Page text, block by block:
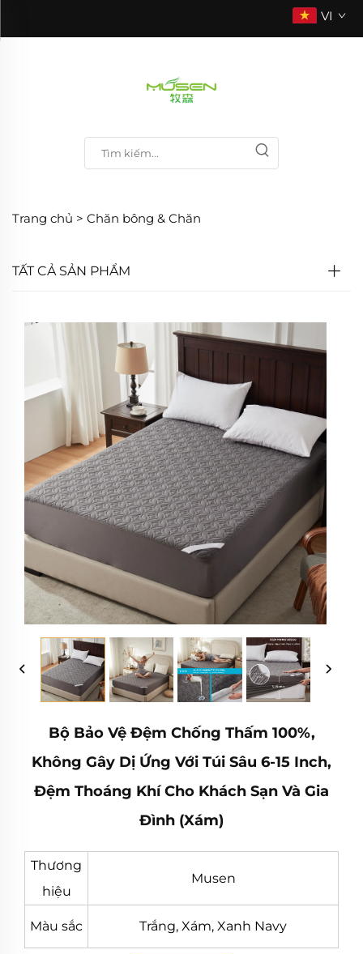
VI
Trang chủ > Chăn bông & Chăn
TẤT CẢ SẢN PHẨM
Bộ Bảo Vệ Đệm Chống Thấm 100%,
Không Gây Dị Ứng Với Túi Sâu 6-15 Inch,
Đệm Thoáng Khí Cho Khách Sạn Và Gia
Đình (Xám)
Thương
hiệu
Musen
Màu sắc Trắng, Xám, Xanh Navy